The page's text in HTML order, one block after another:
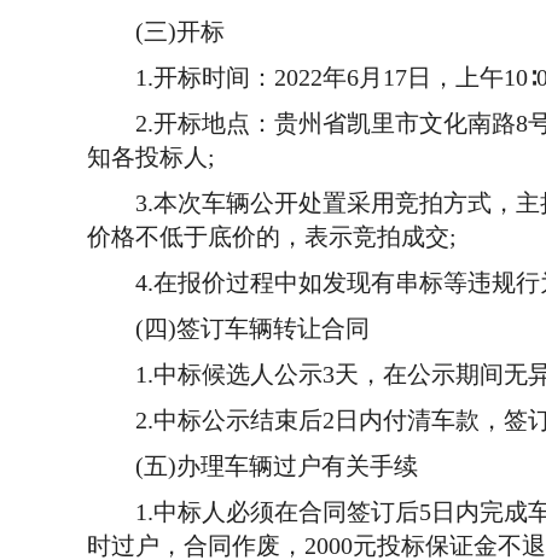
(三)开标
1.开标时间：2022年6月17日，上午
2.开标地点：贵州省凯里市文化南路8号
知各投标人;
3.本次车辆公开处置采用竞拍方式，主
价格不低于底价的，表示竞拍成交;
4.在报价过程中如发现有串标等违规行
(四)签订车辆转让合同
1.中标候选人公示3天，在公示期间无
2.中标公示结束后2日内付清车款，签订
(五)办理车辆过户有关手续
1.中标人必须在合同签订后5日内完成车
时过户，合同作废，2000元投标保证金不